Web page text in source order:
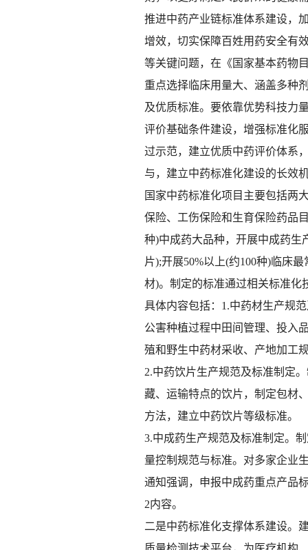
推进中药产业链标准体系建设，
增效，切实保障百姓用药安全有
等关键问题，在《国家基本药物
重点选择临床用量大、涵盖多种
及优质标准。要依靠优势科技力
评价基础条件建设，增强标准化
过示范，建立优质中药评价体系
与，建立中药标准化建设的长效
国家中药标准化项目主要包括两
保险、工伤保险和生育保险药品
种)中成药大品种，开展中成药生
片);开展50%以上(约100种)临床
材)。制定的标准通过相关标准化
具体内容包括：1.中药材生产规
公害种植过程中田间管理、投入
殖和野生中药材采收、产地加工
2.中药饮片生产规范及标准制定
藏、运输特点的饮片，制定包材
方法，建立中药饮片等级标准。
3.中成药生产规范及标准制定。
量控制规范与标准。对多家企业
通知强调，申报中成药重点产品
2内容。
二是中药标准化支撑体系建设。